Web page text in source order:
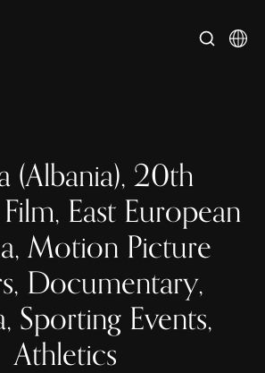
(Albania), 20th
East European
Motion Picture
Documentary,
Sporting Events,
Athletics